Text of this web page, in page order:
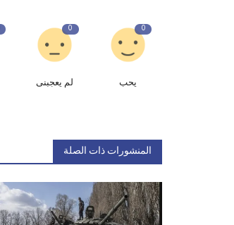
0
يحب
0
لم يعجبنى
المنشورات ذات الصلة